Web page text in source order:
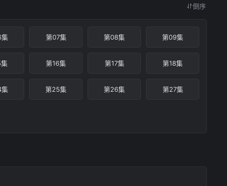
倒序
第07集 第08集 第09集
第16集 第17集 第18集
第25集 第26集 第27集